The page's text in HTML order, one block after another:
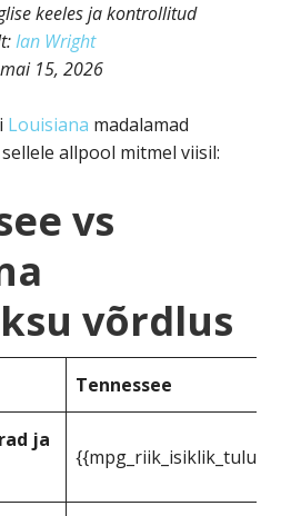
keeles ja kontrollitud
Ian Wright
mai 15, 2026
Louisiana madalamad
allpool mitmel viisil:
vs
võrdlus
Tennessee
ja